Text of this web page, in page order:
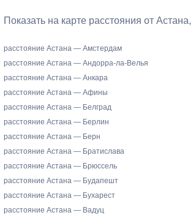
Показать на карте расстояния от
расстояние Астана — Амстердам
расстояние Астана — Андорра-ла-Велья
расстояние Астана — Анкара
расстояние Астана — Афины
расстояние Астана — Белград
расстояние Астана — Берлин
расстояние Астана — Берн
расстояние Астана — Братислава
расстояние Астана — Брюссель
расстояние Астана — Будапешт
расстояние Астана — Бухарест
расстояние Астана — Вадуц